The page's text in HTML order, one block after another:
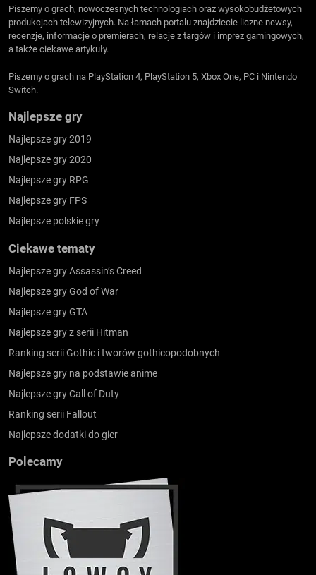
Piszemy o grach, nowoczesnych technologiach oraz wysokobudżetowych
produkcjach telewizyjnych. Na łamach portalu znajdziecie liczne newsy,
recenzje, informacje o premierach, relacje z targów i imprez gamingowych,
a także ciekawe artykuły.
Piszemy o grach na PlayStation 4, PlayStation 5, Xbox One, PC i Nintendo
Switch.
Najlepsze gry
Najlepsze gry 2019
Najlepsze gry 2020
Najlepsze gry RPG
Najlepsze gry FPS
Najlepsze polskie gry
Ciekawe tematy
Najlepsze gry Assassin’s Creed
Najlepsze gry God of War
Najlepsze gry GTA
Najlepsze gry z serii Hitman
Ranking serii Gothic i tworów gothicopodobnych
Najlepsze gry na podstawie anime
Najlepsze gry Call of Duty
Ranking serii Fallout
Najlepsze dodatki do gier
Polecamy